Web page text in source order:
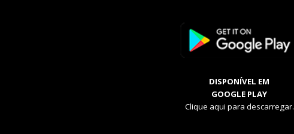
DISPONÍVEL EM
GOOGLE PLAY
Clique aqui para descarregar.